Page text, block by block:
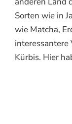
Sorten wie in
wie Matcha,
interessantere
Kürbis. Hier